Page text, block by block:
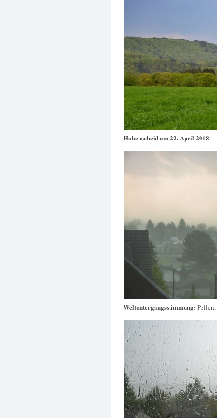
Hohenscheid am 22. April 2018
Weltuntergangsstimmung: Pollen,